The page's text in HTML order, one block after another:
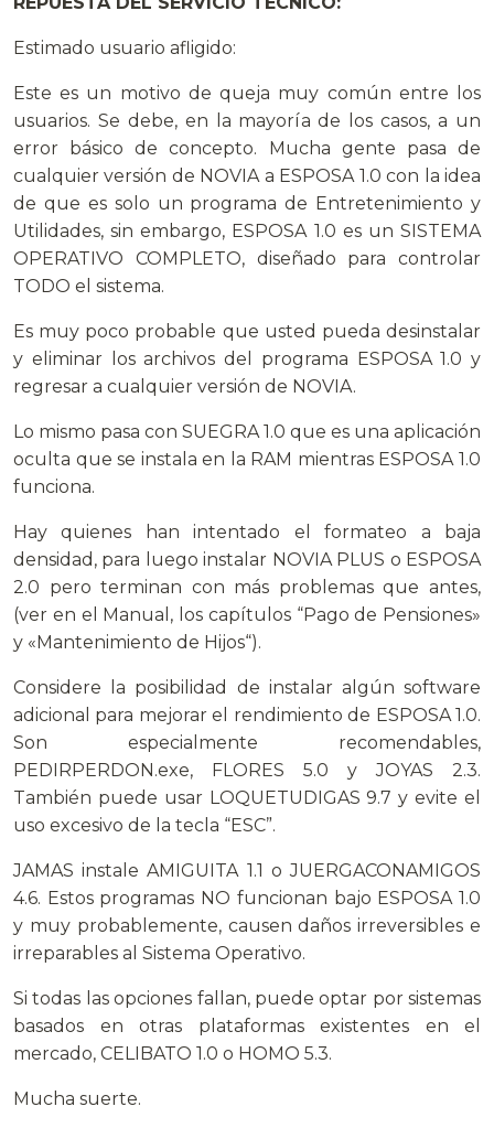
Estimado usuario afligido:
Este es un motivo de queja muy común entre los
usuarios. Se debe, en la mayoría de los casos, a un
error básico de concepto. Mucha gente pasa de
cualquier versión de NOVIA a ESPOSA 1.0 con la idea
de que es solo un programa de Entretenimiento y
Utilidades, sin embargo, ESPOSA 1.0 es un SISTEMA
OPERATIVO COMPLETO, diseñado para controlar
TODO el sistema.
Es muy poco probable que usted pueda desinstalar
y eliminar los archivos del programa ESPOSA 1.0 y
regresar a cualquier versión de NOVIA.
Lo mismo pasa con SUEGRA 1.0 que es una aplicación
oculta que se instala en la RAM mientras ESPOSA 1.0
funciona.
Hay quienes han intentado el formateo a baja
densidad, para luego instalar NOVIA PLUS o ESPOSA
2.0 pero terminan con más problemas que antes,
(ver en el Manual, los capítulos “Pago de Pensiones»
y «Mantenimiento de Hijos“).
Considere la posibilidad de instalar algún software
adicional para mejorar el rendimiento de ESPOSA 1.0.
Son especialmente recomendables,
PEDIRPERDON.exe, FLORES 5.0 y JOYAS 2.3.
También puede usar LOQUETUDIGAS 9.7 y evite el
uso excesivo de la tecla “ESC”.
JAMAS instale AMIGUITA 1.1 o JUERGACONAMIGOS
4.6. Estos programas NO funcionan bajo ESPOSA 1.0
y muy probablemente, causen daños irreversibles e
irreparables al Sistema Operativo.
Si todas las opciones fallan, puede optar por sistemas
basados en otras plataformas existentes en el
mercado, CELIBATO 1.0 o HOMO 5.3.
Mucha suerte.